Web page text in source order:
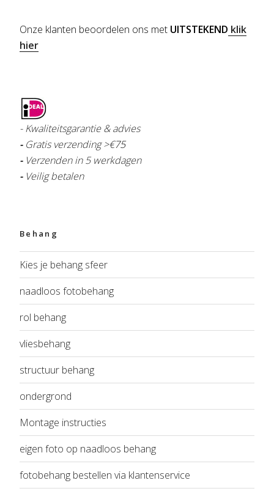
Onze klanten beoordelen ons met UITSTEKEND klik
hier
- Kwaliteitsgarantie & advies
- Gratis verzending >€75
- Verzenden in 5 werkdagen
- Veilig betalen
Behang
Kies je behang sfeer
naadloos fotobehang
rol behang
vliesbehang
structuur behang
ondergrond
Montage instructies
eigen foto op naadloos behang
fotobehang bestellen via klantenservice